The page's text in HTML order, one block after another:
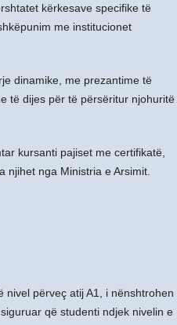
kërkesave specifike të
me institucionet
dinamike, me prezantime të
të dijes për të përsëritur njohuritë
kursanti pajiset me certifikatë,
njihet nga Ministria e Arsimit.
nivel përveç atij A1, i nënshtrohen
që studenti ndjek nivelin e